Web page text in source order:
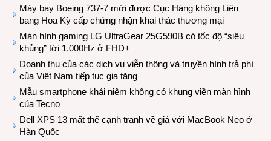
Máy bay Boeing 737-7 mới được Cục Hàng không Liên
bang Hoa Kỳ cấp chứng nhận khai thác thương mại
Màn hình gaming LG UltraGear 25G590B có tốc độ “siêu
khủng” tới 1.000Hz ở FHD+
Doanh thu của các dịch vụ viễn thông và truyền hình trả phí
của Việt Nam tiếp tục gia tăng
Mẫu smartphone khái niệm không có khung viền màn hình
của Tecno
Dell XPS 13 mất thế cạnh tranh về giá với MacBook Neo ở
Hàn Quốc